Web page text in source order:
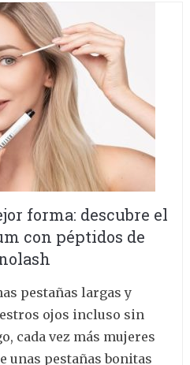
forma: descubre el
con péptidos de
pestañas largas y
ojos incluso sin
cada vez más mujeres
unas pestañas bonitas